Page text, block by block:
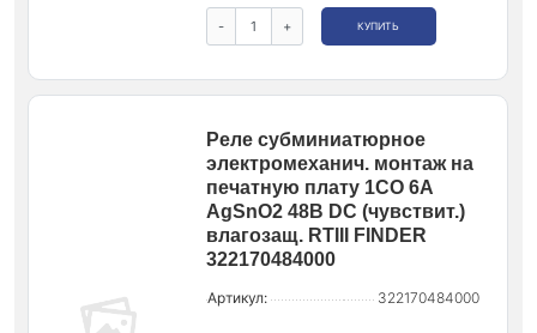
- + КУПИТЬ
Реле субминиатюрное
электромеханич. монтаж на
печатную плату 1CO 6А
AgSnO2 48В DC (чувствит.)
влагозащ. RTIII FINDER
322170484000
Артикул: 322170484000